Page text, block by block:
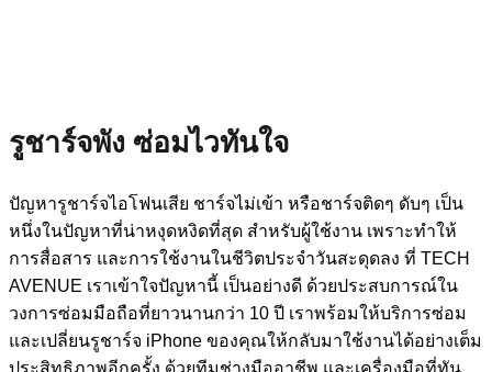
รูชาร์จพัง ซ่อมไวทันใจ
ปัญหารูชาร์จไอโฟนเสีย ชาร์จไม่เข้า หรือชาร์จติดๆ ดับๆ เป็น
หนึ่งในปัญหาที่น่าหงุดหงิดที่สุด สำหรับผู้ใช้งาน เพราะทำให้
การสื่อสาร และการใช้งานในชีวิตประจำวันสะดุดลง ที่ TECH
AVENUE เราเข้าใจปัญหานี้ เป็นอย่างดี ด้วยประสบการณ์ใน
วงการซ่อมมือถือที่ยาวนานกว่า 10 ปี เราพร้อมให้บริการซ่อม
และเปลี่ยนรูชาร์จ iPhone ของคุณให้กลับมาใช้งานได้อย่างเต็ม
ประสิทธิภาพอีกครั้ง ด้วยทีมช่างมืออาชีพ และเครื่องมือที่ทัน